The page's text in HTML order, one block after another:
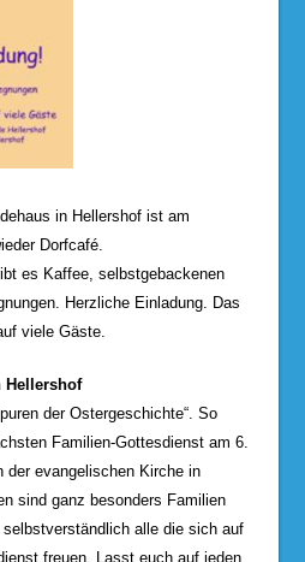
in Hellershof ist am
Dorfcafé.
es Kaffee, selbstgebackenen
Herzliche Einladung. Das
viele Gäste.
Hellershof
der Ostergeschichte“. So
Familien-Gottesdienst am 6.
der evangelischen Kirche in
sind ganz besonders Familien
selbstverständlich alle die sich auf
freuen. Lasst euch auf jeden